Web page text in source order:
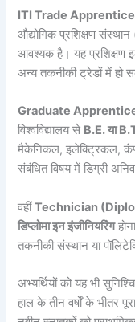
ITI Trade Apprentice
औद्योगिक प्रशिक्षण
आवश्यक है। यह प्रशिक्षण
अन्य तकनीकी ट्रेडों में हो
Graduate
विश्वविद्यालय से B.E. या
मैकेनिकल, इलेक्ट्रिकल,
संबंधित विषय में डिग्री
वहींTechnician
डिप्लोमा इन इंजीनियरिंग
तकनीकी संस्थान या
अभ्यर्थियों को यह भी
हाल के तीन वर्षों के भीतर